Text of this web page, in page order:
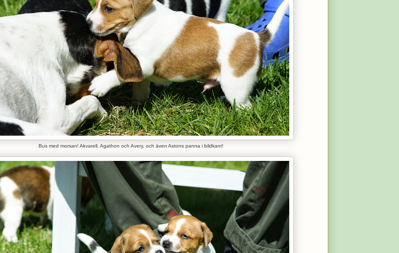
Bus med morsan! Akvarell, Agathon och Avery, och även Astons panna i bildkant!